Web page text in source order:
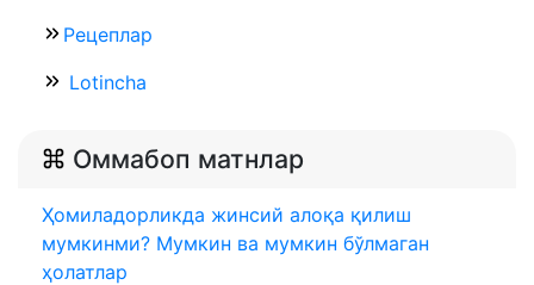
Рецеплар
Lotincha
Оммабоп матнлар
Ҳомиладорликда жинсий алоқа қилиш
мумкинми? Мумкин ва мумкин бўлмаган
ҳолатлар